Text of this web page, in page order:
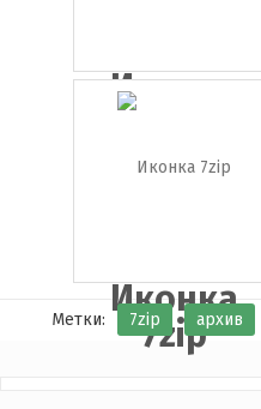
Иконка
Zip папка
Иконка
7zip
Метки: 7zip архив